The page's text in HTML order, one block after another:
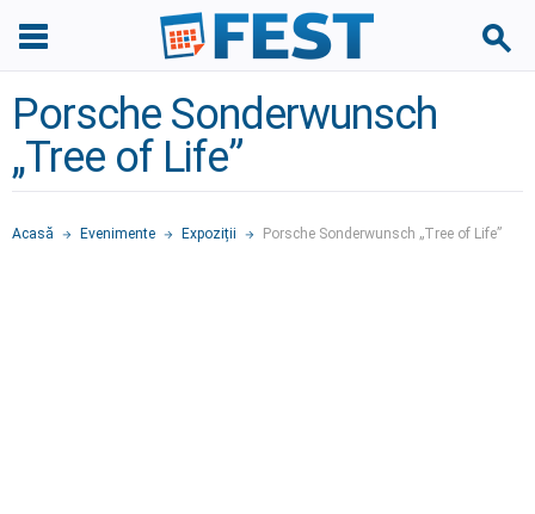
Porsche Sonderwunsch
„Tree of Life”
Acasă Evenimente Expoziții Porsche Sonderwunsch „Tree of Life”